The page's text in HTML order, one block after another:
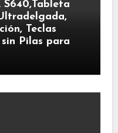
Teclas
Pilas para